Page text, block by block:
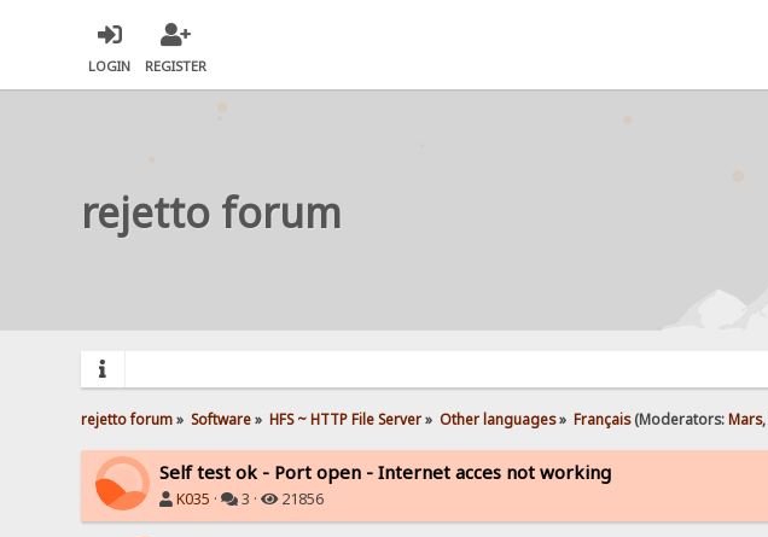
LOGIN REGISTER
rejetto forum
rejetto forum» Software» HFS ~ HTTP File Server» Other languages» Français(Moderators:Mars,
Self test ok - Port open - Internet acces not working
K035 · 3 · 21856